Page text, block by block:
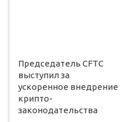
Председатель CFTC
выступил за
ускоренное внедрение
крипто-
законодательства